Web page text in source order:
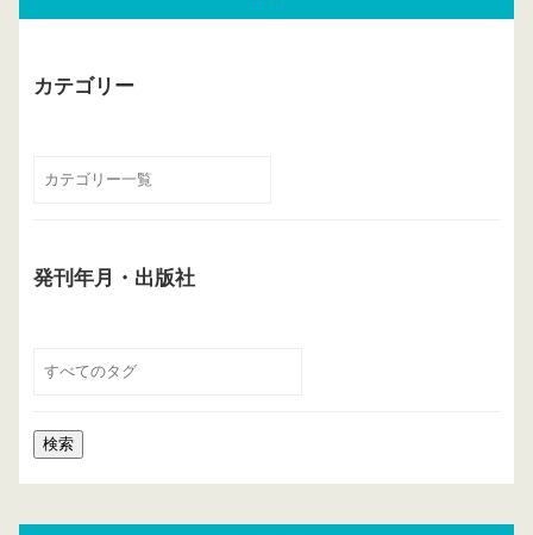
カテゴリー
発刊年月・出版社